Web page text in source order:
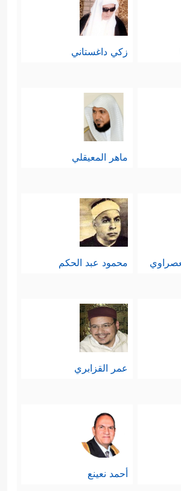
زكي داغستاني
ماهر المعيقلي
محمود عبد الحكم
عمر القزابري
أحمد نعينع